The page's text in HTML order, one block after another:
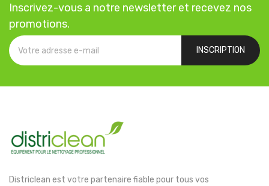
Inscrivez-vous a notre newsletter et recevez nos
promotions.
INSCRIPTION
Districlean est votre partenaire fiable pour tous vos